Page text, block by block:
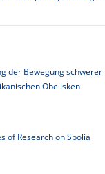
der Bewegung
Obelisken
of Research on Spolia